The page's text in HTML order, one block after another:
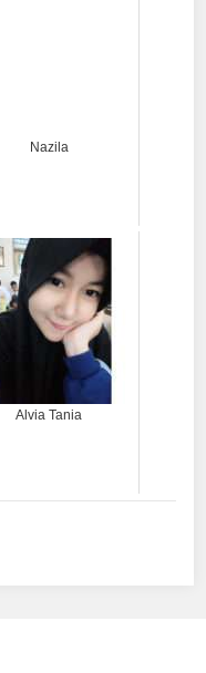
Nazila
Alvia Tania